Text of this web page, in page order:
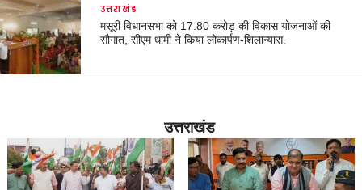
उत्तराखंड
मसूरी विधानसभा को 17.80 करोड़ की विकास योजनाओं की
सौगात, सीएम धामी ने किया लोकार्पण-शिलान्यास.
उत्तराखंड